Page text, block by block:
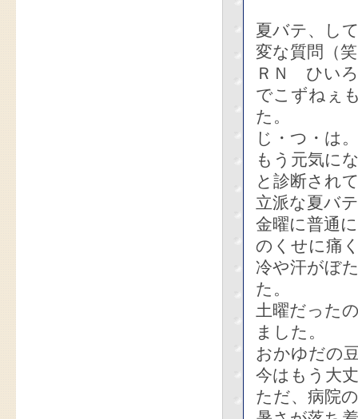
夏バテ、し
変な質問（
ＲＮ ひい
でこずねぇ
た。
じ・つ・は。
もう元気に
と診断され
立派な夏バ
金曜に普通
のくせに痛
冷や汗がぼ
た。
土曜だった
ました。
おかゆだの
今はもう大
ただ、病院